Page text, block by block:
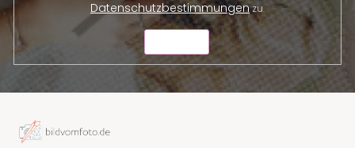
Datenschutzbestimmungenzu.